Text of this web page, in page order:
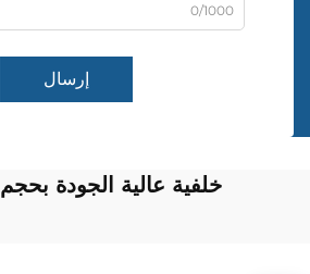
0/1000
إرسال
خلفية عالية الجودة بحجم 42 بوصة